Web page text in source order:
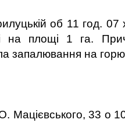
об 11 год. 07
на площі 1 га.
запалювання на
Мацієвського, 33 о